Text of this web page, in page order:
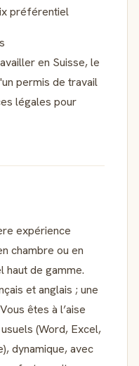
préférentiel
en Suisse, le
permis de travail
légales pour
expérience
chambre ou en
haut de gamme.
et anglais ; une
êtes à l’aise
(Word, Excel,
dynamique, avec